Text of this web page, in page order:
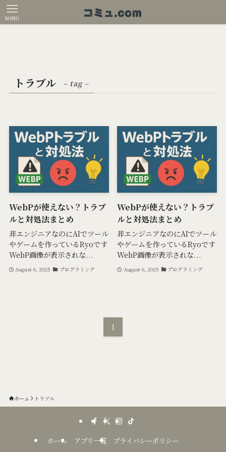
MENU
トラブル – tag –
WebPが使えない？トラブ
ルと対処法まとめ
非エンジニアなのにAIでツール
やゲームを作っているRyoです
WebP画像が表示されな...
August 6, 2025 プログラミング
WebPが使えない？トラブ
ルと対処法まとめ
非エンジニアなのにAIでツール
やゲームを作っているRyoです
WebP画像が表示されな...
August 6, 2025 プログラミング
1
ホーム トラブル
ホーム アプリ一覧
プライバシーポリシー